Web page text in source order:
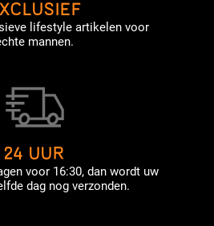
lifestyle artikelen voor
mannen.
24 UUR
voor 16:30, dan wordt uw
dag nog verzonden.